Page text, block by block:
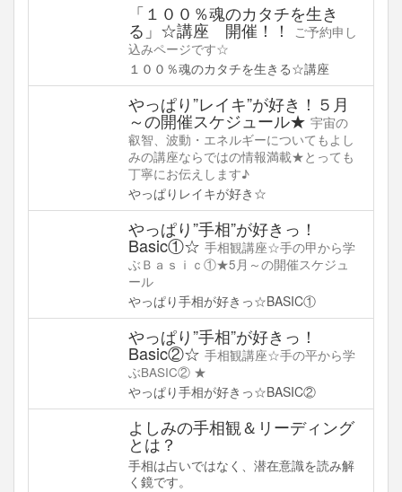
「１００％魂のカタチを生き
る」☆講座 開催！！
ご予約申し
込みページです☆
１００％魂のカタチを生きる☆講座
やっぱり”レイキ”が好き！５月
～の開催スケジュール★ 宇宙の
叡智、波動・エネルギーについてもよし
みの講座ならではの情報満載★とっても
丁寧にお伝えします♪
やっぱりレイキが好き☆
やっぱり”手相”が好きっ！
Basic①☆手相観講座☆手の甲から学
ぶＢａｓｉｃ①★5月～の開催スケジュ
ール
やっぱり手相が好きっ☆BASIC①
やっぱり”手相”が好きっ！
Basic②☆手相観講座☆手の平から学
ぶBASIC② ★
やっぱり手相が好きっ☆BASIC②
よしみの手相観＆リーディング
とは？
手相は占いではなく、潜在意識を読み解
く鏡です。